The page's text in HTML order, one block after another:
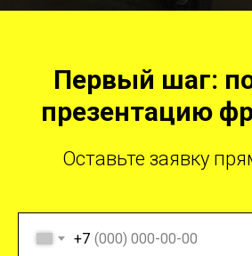
Первый шаг:
презентацию
Оставьте заявку
+7